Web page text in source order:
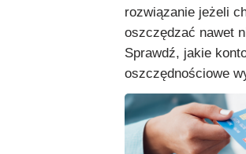
rozwiązanie jeżeli
oszczędzać nawet
Sprawdź, jakie
oszczędnościowe